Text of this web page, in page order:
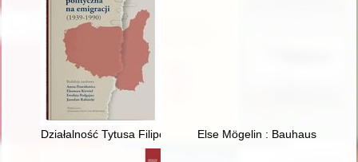
Działalność Tytusa Filipowicza 1939-1953Else Mögelin : Bauhaus i